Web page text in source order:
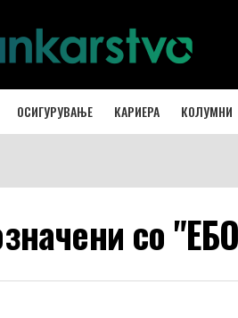
ОСИГУРУВАЊЕ КАРИЕРА КОЛУМНИ
со